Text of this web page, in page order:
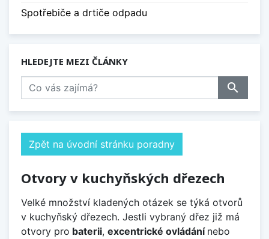
Spotřebiče a drtiče odpadu
HLEDEJTE MEZI ČLÁNKY
search
Zpět na úvodní stránku poradny
Otvory v kuchyňských dřezech
Velké množství kladených otázek se týká otvorů
v kuchyňský dřezech. Jestli vybraný dřez již má
otvory pro baterii, excentrické ovládání nebo